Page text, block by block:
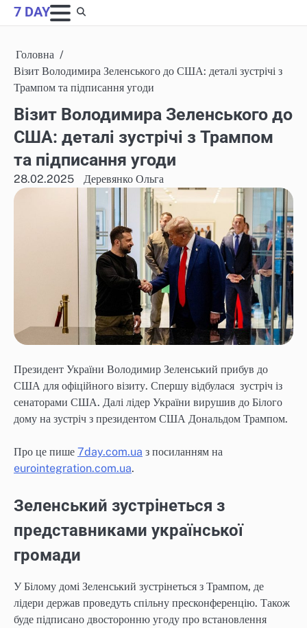
Skip
to
7 DAY
Головна
Візит Володимира Зеленського до США: деталі зустрічі з
Трампом та підписання угоди
Візит Володимира Зеленського до
США: деталі зустрічі з Трампом
та підписання угоди
28.02.2025 Деревянко Ольга
Президент України Володимир Зеленський прибув до
США для офіційного візиту. Спершу відбулася зустріч із
сенаторами США. Далі лідер України вирушив до Білого
дому на зустріч з президентом США Дональдом Трампом.
Про це пише 7day.com.ua з посиланням на
eurointegration.com.ua.
Зеленський зустрінеться з
представниками української
громади
У Білому домі Зеленський зустрінеться з Трампом, де
лідери держав проведуть спільну пресконференцію. Також
буде підписано двосторонню угоду про встановлення